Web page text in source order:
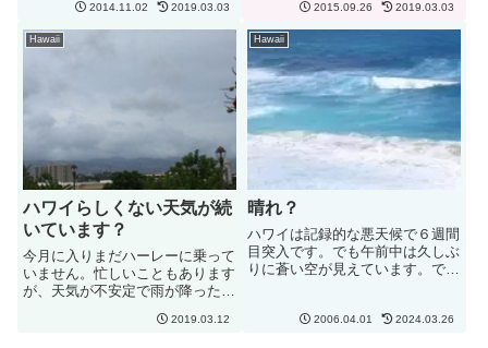
2014.11.02 2019.03.03
って並んで....と思いながら出だ
しで出遅れ！8時から売り出しの
ところ8時過ぎにお店に到着....誰
も並んでいませ...
2015.09.26 2019.03.03
Hawaii
ハワイらしくない天気が続
いています？
今月に入りまだハーレーに乗って
いません。忙しいこともあります
が、天気が不安定で雨が降ったり
日が多いような気がします。特に
2019.03.12
Hawaii
晴れ？
ハワイは記録的な悪天候で６週間
目突入です。でも午前中は久しぶ
りに蒼い空が見えています。でも
がある日天気がよければ...。
2006.04.01 2024.03.26